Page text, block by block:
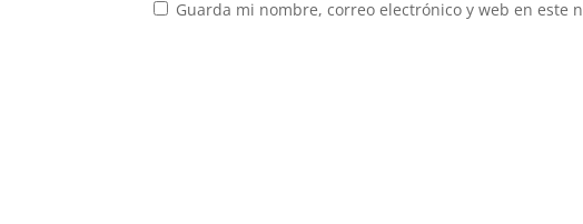
Guarda mi nombre, correo electrónico y web en este